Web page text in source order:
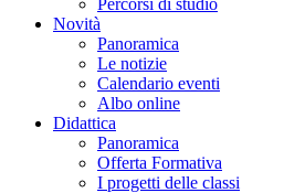
Novità
Panoramica
Le notizie
Calendario eventi
Albo online
Didattica
Panoramica
Offerta Formativa
I progetti delle classi